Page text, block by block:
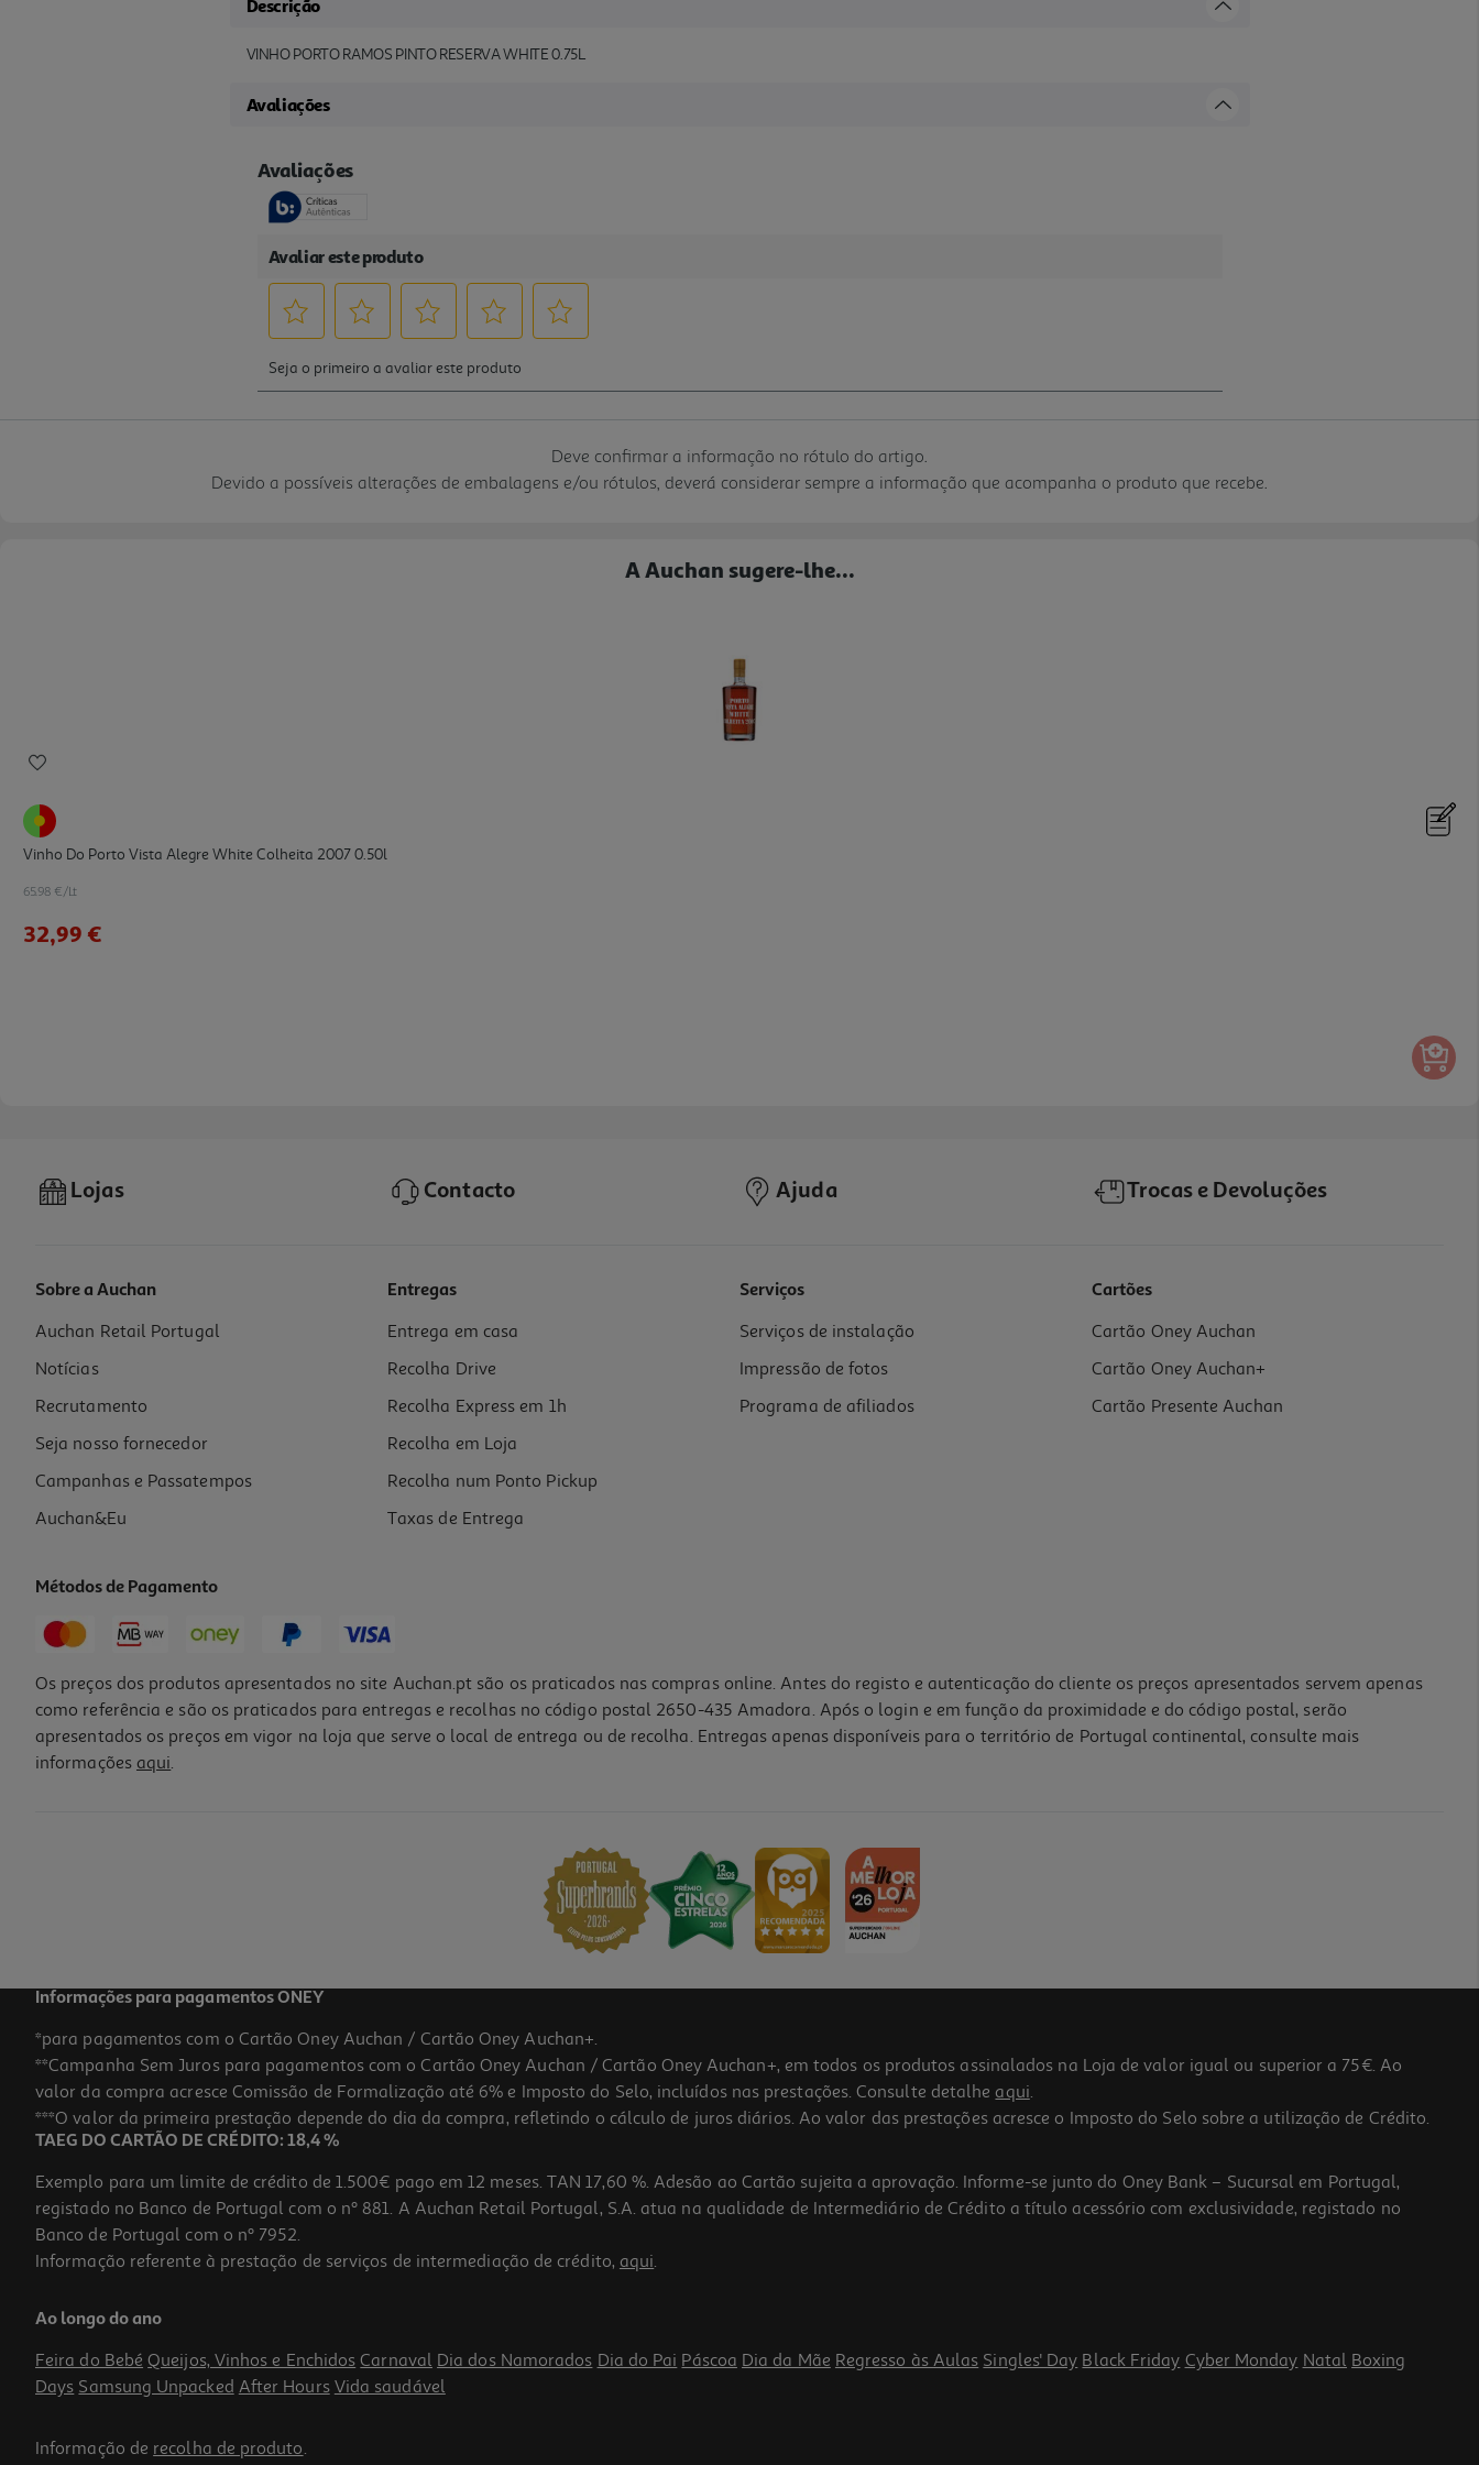
Descrição
VINHO PORTO RAMOS PINTO RESERVA WHITE 0.75L
Avaliações
Deve confirmar a informação no rótulo do artigo.
Devido a possíveis alterações de embalagens e/ou rótulos, deverá considerar sempre a informação que acompanha o produto que recebe.
A Auchan sugere-lhe...
Vinho Do Porto Vista Alegre White Colheita 2007 0.50l
65.98 €/Lt
32,99 €
Vinho Do Porto Vista Alegre Tawny Colheita 1997 0.75l
113.32 €/Lt
84,99 €
73.32 €/Lt
54,99 €
Lojas Contacto Ajuda Trocas e Devoluções
Sobre a Auchan
Auchan Retail Portugal
Notícias
Recrutamento
Seja nosso fornecedor
Campanhas e Passatempos
Auchan&Eu
Entregas
Entrega em casa
Recolha Drive
Recolha Express em 1h
Recolha em Loja
Recolha num Ponto Pickup
Taxas de Entrega
Serviços
Serviços de instalação
Impressão de fotos
Programa de afiliados
Cartões
Cartão Oney Auchan
Cartão Oney Auchan+
Cartão Presente Auchan
Métodos de Pagamento
Os preços dos produtos apresentados no site Auchan.pt são os praticados nas compras online. Antes do registo e autenticação do cliente os preços apresentados servem apenas
como referência e são os praticados para entregas e recolhas no código postal 2650-435 Amadora. Após o login e em função da proximidade e do código postal, serão
apresentados os preços em vigor na loja que serve o local de entrega ou de recolha. Entregas apenas disponíveis para o território de Portugal continental, consulte mais
informações aqui.
Informações para pagamentos ONEY
*para pagamentos com o Cartão Oney Auchan / Cartão Oney Auchan+.
**Campanha Sem Juros para pagamentos com o Cartão Oney Auchan / Cartão Oney Auchan+, em todos os produtos assinalados na Loja de valor igual ou superior a 75€. Ao
valor da compra acresce Comissão de Formalização até 6% e Imposto do Selo, incluídos nas prestações. Consulte detalhe aqui.
***O valor da primeira prestação depende do dia da compra, refletindo o cálculo de juros diários. Ao valor das prestações acresce o Imposto do Selo sobre a utilização de Crédito.
TAEG DO CARTÃO DE CRÉDITO: 18,4 %
Exemplo para um limite de crédito de 1.500€ pago em 12 meses. TAN 17,60 %. Adesão ao Cartão sujeita a aprovação. Informe-se junto do Oney Bank – Sucursal em Portugal,
registado no Banco de Portugal com o nº 881. A Auchan Retail Portugal, S.A. atua na qualidade de Intermediário de Crédito a título acessório com exclusividade, registado no
Banco de Portugal com o nº 7952.
Informação referente à prestação de serviços de intermediação de crédito, aqui.
Ao longo do ano
Feira do Bebé Queijos, Vinhos e Enchidos Carnaval Dia dos Namorados Dia do Pai Páscoa Dia da Mãe Regresso às Aulas Singles' Day Black Friday Cyber Monday Natal Boxing
Days Samsung Unpacked After Hours Vida saudável
Informação de recolha de produto.